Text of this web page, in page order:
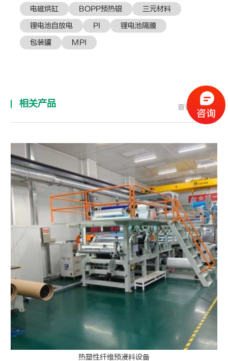
电磁烘缸
BOPP预热辊
三元材料
锂电池自放电
PI
锂电池隔膜
包装罐
MPI
相关产品 查看全部 >>
热塑性纤维预浸料设备